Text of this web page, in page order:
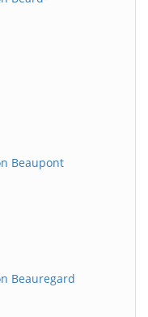
Beaupont
Beauregard